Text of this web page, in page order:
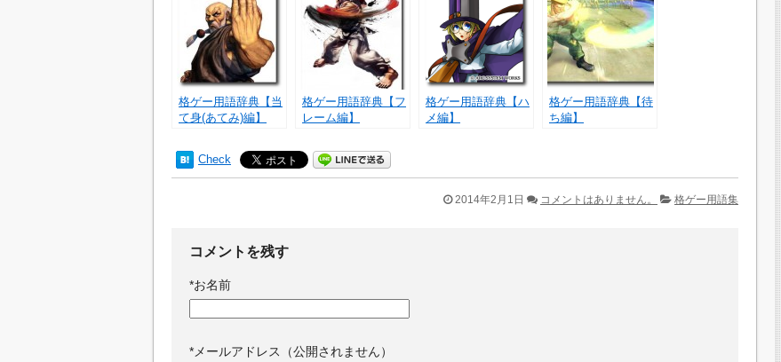
格ゲー用語辞典【当
て身(あてみ)編】
格ゲー用語辞典【フ
レーム編】
格ゲー用語辞典【ハ
メ編】
格ゲー用語辞典【待
ち編】
Check
2014年2月1日 コメントはありません。 格ゲー用語集
コメントを残す
*お名前
* メールアドレス（公開されません）